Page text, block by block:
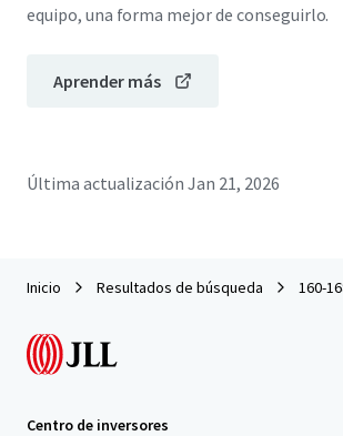
equipo, una forma mejor de conseguirlo.
Aprender más
Última actualización Jan 21, 2026
Inicio Resultados de búsqueda 160-
Centro de inversores